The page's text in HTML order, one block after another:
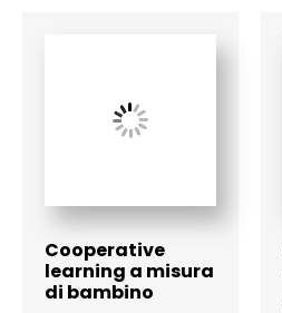
Cooperative
learning a misura
di bambino